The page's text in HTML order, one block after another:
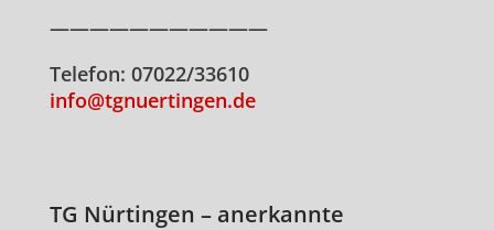
———————————
Telefon: 07022/33610
info@tgnuertingen.de
TG Nürtingen – anerkannte